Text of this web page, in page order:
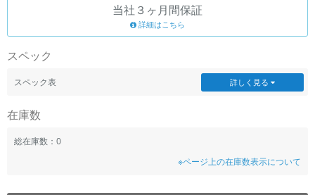
当社３ヶ月間保証
詳細はこちら
スペック
スペック表 詳しく見る
在庫数
総在庫数：0
※ページ上の在庫数表示について
メモリ